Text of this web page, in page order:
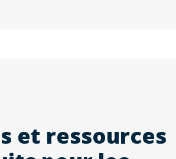
et ressources